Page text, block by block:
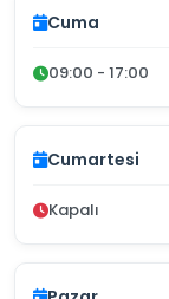
Cuma
09:00 - 17:00
Cumartesi
Kapalı